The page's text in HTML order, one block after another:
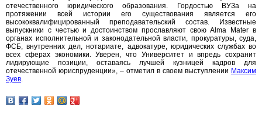
отечественного юридического образования. Гордостью ВУЗа на
протяжении всей истории его существования является его
высококвалифицированный преподавательский состав. Известные
выпускники с честью и достоинством прославляют свою Аlma Mater в
органах исполнительной и законодательной власти, прокуратуры, суда,
ФСБ, внутренних дел, нотариате, адвокатуре, юридических службах во
всех сферах экономики. Уверен, что Университет и впредь сохранит
лидирующие позиции, оставаясь лучшей кузницей кадров для
отечественной юриспруденции», – отметил в своем выступлении Максим
Зуев.